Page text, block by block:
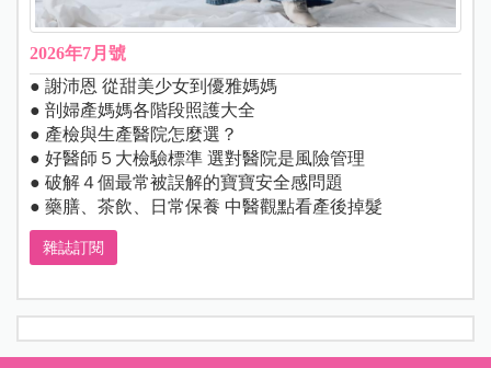
2026年7月號
● 謝沛恩 從甜美少女到優雅媽媽
● 剖婦產媽媽各階段照護大全
● 產檢與生產醫院怎麼選？
● 好醫師５大檢驗標準 選對醫院是風險管理
● 破解４個最常被誤解的寶寶安全感問題
● 藥膳、茶飲、日常保養 中醫觀點看產後掉髮
雜誌訂閱